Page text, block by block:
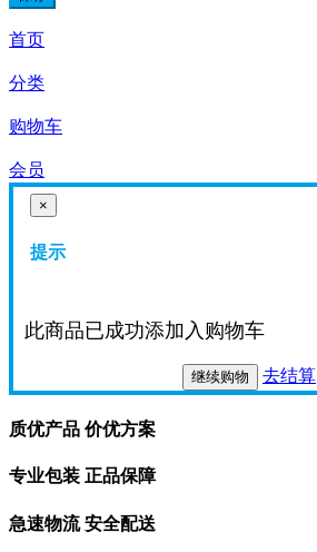
首页
分类
购物车
会员
×
提示
此商品已成功添加入购物车
继续购物 去结算
质优产品 价优方案
专业包装 正品保障
急速物流 安全配送